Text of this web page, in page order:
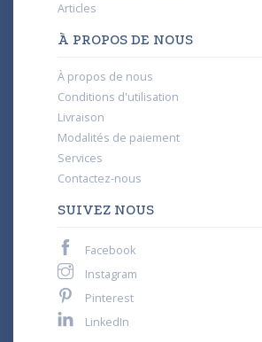
Articles
À PROPOS DE NOUS
À propos de nous
Conditions d'utilisation
Livraison
Modalités de paiement
Services
Contactez-nous
SUIVEZ NOUS
Facebook
Instagram
Pinterest
LinkedIn